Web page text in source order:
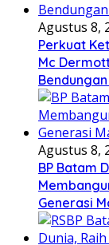
Agustus 8,
Perkuat
Mc
Agustus 8,
BP Batam
Generasi